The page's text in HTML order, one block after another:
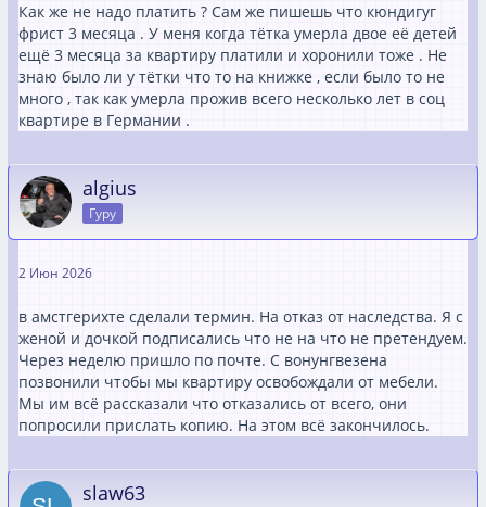
Как же не надо платить ? Сам же пишешь что кюндигуг
фрист 3 месяца . У меня когда тётка умерла двое её детей
ещё 3 месяца за квартиру платили и хоронили тоже . Не
знаю было ли у тётки что то на книжке , если было то не
много , так как умерла прожив всего несколько лет в соц
квартире в Германии .
algius
Гуру
2 Июн 2026
в амстгерихте сделали термин. На отказ от наследства. Я с
женой и дочкой подписались что не на что не претендуем.
Через неделю пришло по почте. С вонунгвезена
позвонили чтобы мы квартиру освобождали от мебели.
Мы им всё рассказали что отказались от всего, они
попросили прислать копию. На этом всё закончилось.
slaw63